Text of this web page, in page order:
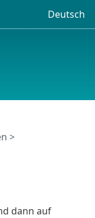
Deutsch
>
dann auf